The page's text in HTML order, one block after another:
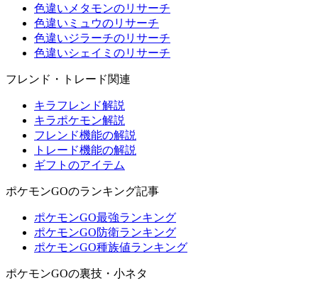
色違いメタモンのリサーチ
色違いミュウのリサーチ
色違いジラーチのリサーチ
色違いシェイミのリサーチ
フレンド・トレード関連
キラフレンド解説
キラポケモン解説
フレンド機能の解説
トレード機能の解説
ギフトのアイテム
ポケモンGOのランキング記事
ポケモンGO最強ランキング
ポケモンGO防衛ランキング
ポケモンGO種族値ランキング
ポケモンGOの裏技・小ネタ